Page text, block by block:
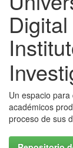
Digital
Un espacio
académicos
proceso de sus